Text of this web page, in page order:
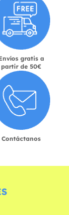
gratis a
partir de 50€
Contáctanos